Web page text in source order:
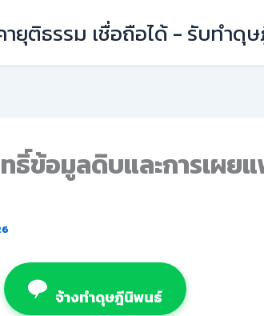
ยุติธรรม เชื่อถือได้ - รับทำดุ
ธิ์ข้อมูลดิบและการเผย
จ้างทำดุษฎีนิพนธ์